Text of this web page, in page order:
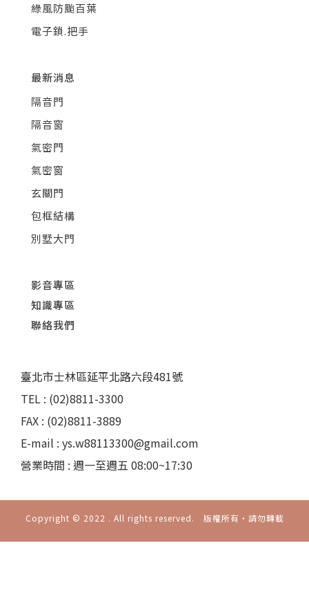
綠風防颱百葉
電子鎖.把手
最新消息
隔音門
隔音窗
氣密門
氣密窗
玄關門
包框結構
別墅大門
影音專區
知識專區
聯絡我們
臺北市士林區延平北路六段481號
TEL : (02)8811-3300
FAX : (02)8811-3889
E-mail : ys.w88113300@gmail.com
營業時間 : 週一至週五 08:00~17:30
Copyright © 2022 . All rights reserved. 版權所有‧請勿轉載